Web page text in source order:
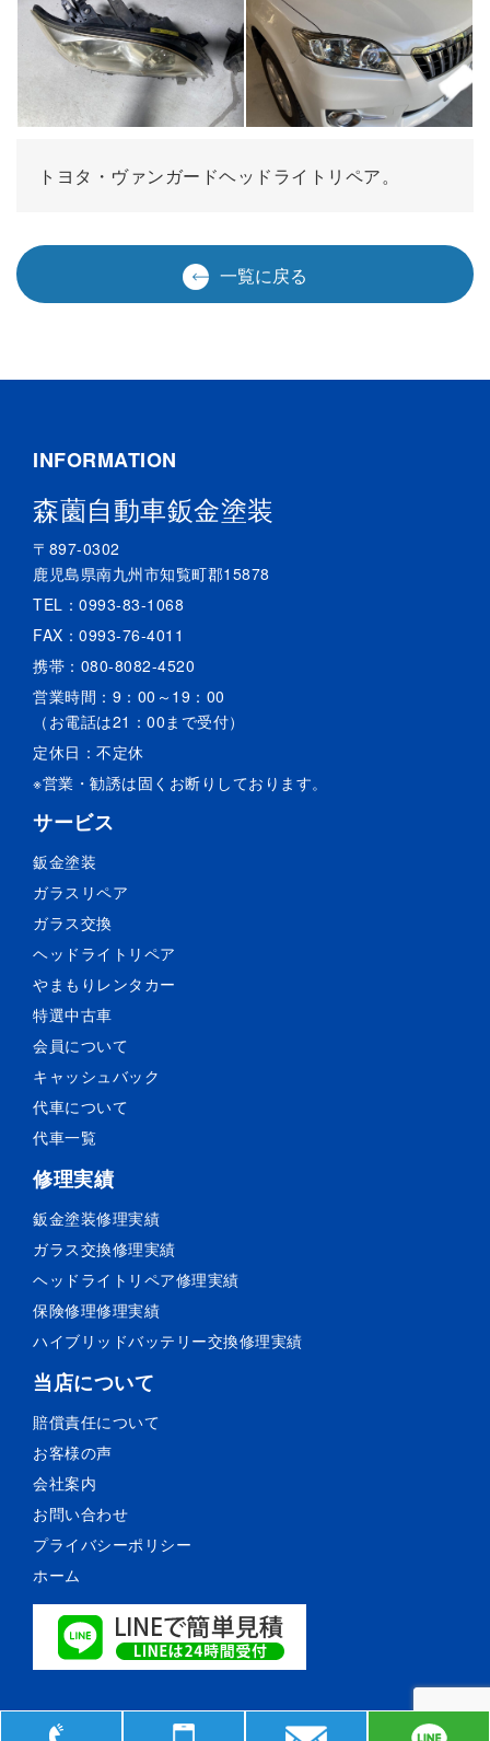
トヨタ・ヴァンガードヘッドライトリペア。
一覧に戻る
INFORMATION
森薗自動車鈑金塗装
〒897-0302
鹿児島県南九州市知覧町郡15878
TEL： 0993-83-1068
FAX：0993-76-4011
携帯： 080-8082-4520
営業時間：9：00～19：00
（お電話は21：00まで受付）
定休日：不定休
※営業・勧誘は固くお断りしております。
サービス
鈑金塗装
ガラスリペア
ガラス交換
ヘッドライトリペア
やまもりレンタカー
特選中古車
会員について
キャッシュバック
代車について
代車一覧
修理実績
鈑金塗装修理実績
ガラス交換修理実績
ヘッドライトリペア修理実績
保険修理修理実績
ハイブリッドバッテリー交換修理実績
当店について
賠償責任について
お客様の声
会社案内
お問い合わせ
プライバシーポリシー
ホーム
© 森薗自動車鈑金塗装. All Rights Reserved.